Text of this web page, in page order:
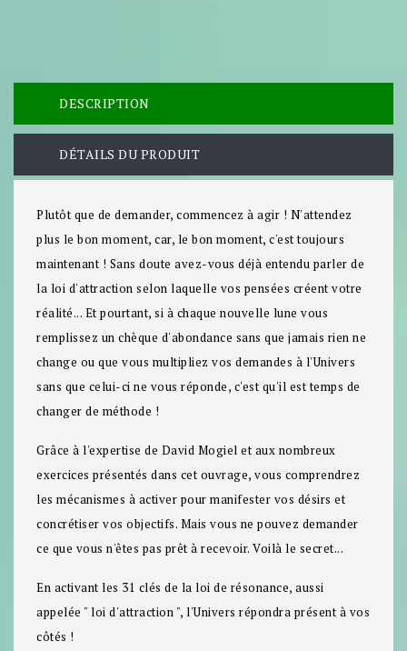
DESCRIPTION
DÉTAILS DU PRODUIT
Plutôt que de demander, commencez à agir ! N'attendez
plus le bon moment, car, le bon moment, c'est toujours
maintenant ! Sans doute avez-vous déjà entendu parler de
la loi d'attraction selon laquelle vos pensées créent votre
réalité... Et pourtant, si à chaque nouvelle lune vous
remplissez un chèque d'abondance sans que jamais rien ne
change ou que vous multipliez vos demandes à l'Univers
sans que celui-ci ne vous réponde, c'est qu'il est temps de
changer de méthode !
Grâce à l'expertise de David Mogiel et aux nombreux
exercices présentés dans cet ouvrage, vous comprendrez
les mécanismes à activer pour manifester vos désirs et
concrétiser vos objectifs. Mais vous ne pouvez demander
ce que vous n'êtes pas prêt à recevoir. Voilà le secret...
En activant les 31 clés de la loi de résonance, aussi
appelée " loi d'attraction ", l'Univers répondra présent à vos
côtés !